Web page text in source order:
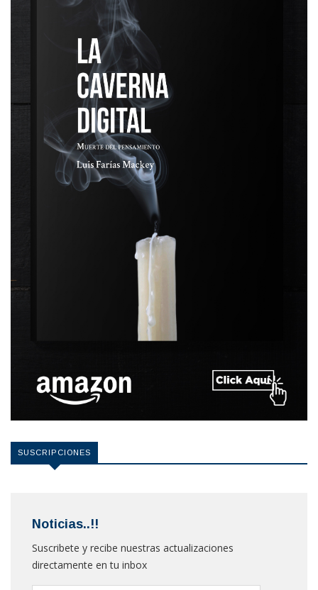
SUSCRIPCIONES
Noticias..!!
Suscribete y recibe nuestras actualizaciones
directamente en tu inbox